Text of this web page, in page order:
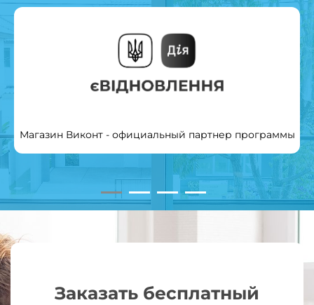
Магазин Виконт - официальный партнер программы
Заказать бесплатный